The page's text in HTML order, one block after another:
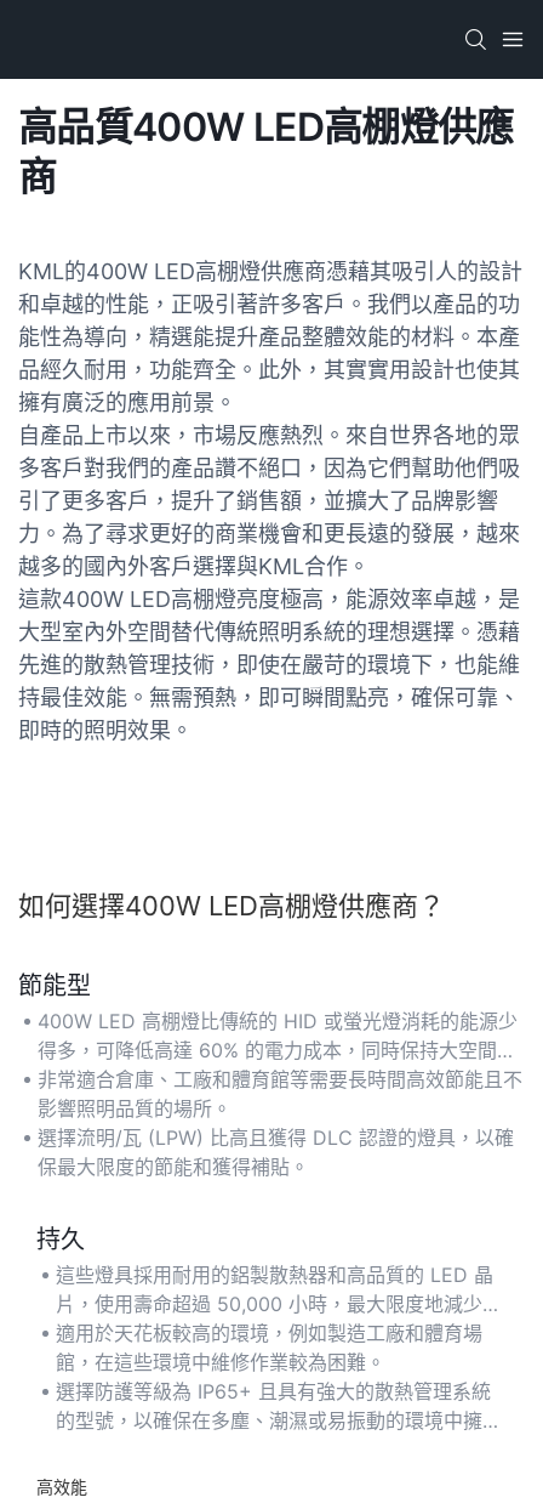
高品質400W LED高棚燈供應
商
KML的400W LED高棚燈供應商憑藉其吸引人的設計
和卓越的性能，正吸引著許多客戶。我們以產品的功
能性為導向，精選能提升產品整體效能的材料。本產
品經久耐用，功能齊全。此外，其實實用設計也使其
擁有廣泛的應用前景。
自產品上市以來，市場反應熱烈。來自世界各地的眾
多客戶對我們的產品讚不絕口，因為它們幫助他們吸
引了更多客戶，提升了銷售額，並擴大了品牌影響
力。為了尋求更好的商業機會和更長遠的發展，越來
越多的國內外客戶選擇與KML合作。
這款400W LED高棚燈亮度極高，能源效率卓越，是
大型室內外空間替代傳統照明系統的理想選擇。憑藉
先進的散熱管理技術，即使在嚴苛的環境下，也能維
持最佳效能。無需預熱，即可瞬間點亮，確保可靠、
即時的照明效果。
如何選擇400W LED高棚燈供應商？
節能型
400W LED 高棚燈比傳統的 HID 或螢光燈消耗的能源少
得多，可降低高達 60% 的電力成本，同時保持大空間的
最佳亮度。
非常適合倉庫、工廠和體育館等需要長時間高效節能且不
影響照明品質的場所。
選擇流明/瓦 (LPW) 比高且獲得 DLC 認證的燈具，以確
保最大限度的節能和獲得補貼。
持久
這些燈具採用耐用的鋁製散熱器和高品質的 LED 晶
片，使用壽命超過 50,000 小時，最大限度地減少了
頻繁更換和維護成本。
適用於天花板較高的環境，例如製造工廠和體育場
館，在這些環境中維修作業較為困難。
選擇防護等級為 IP65+ 且具有強大的散熱管理系統
的型號，以確保在多塵、潮濕或易振動的環境中擁有
高效能